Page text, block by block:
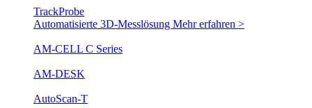
TrackProbe
Automatisierte 3D-Messlösung Mehr erfahren >
AM-CELL C Series
AM-DESK
AutoScan-T